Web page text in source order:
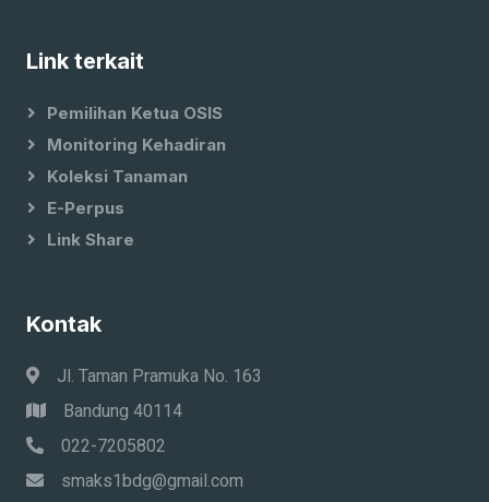
Link terkait
Pemilihan Ketua OSIS
Monitoring Kehadiran
Koleksi Tanaman
E-Perpus
Link Share
Kontak
Jl. Taman Pramuka No. 163
Bandung 40114
022-7205802
smaks1bdg@gmail.com